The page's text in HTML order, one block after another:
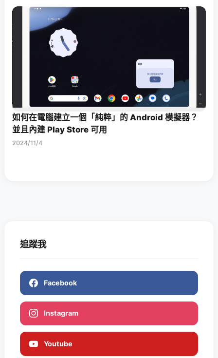
如何在電腦建立一個「純粹」的 Android 模擬器？
並且內建 Play Store 可用
2024/11/4
追蹤我
Facebook
Instagram
Youtube